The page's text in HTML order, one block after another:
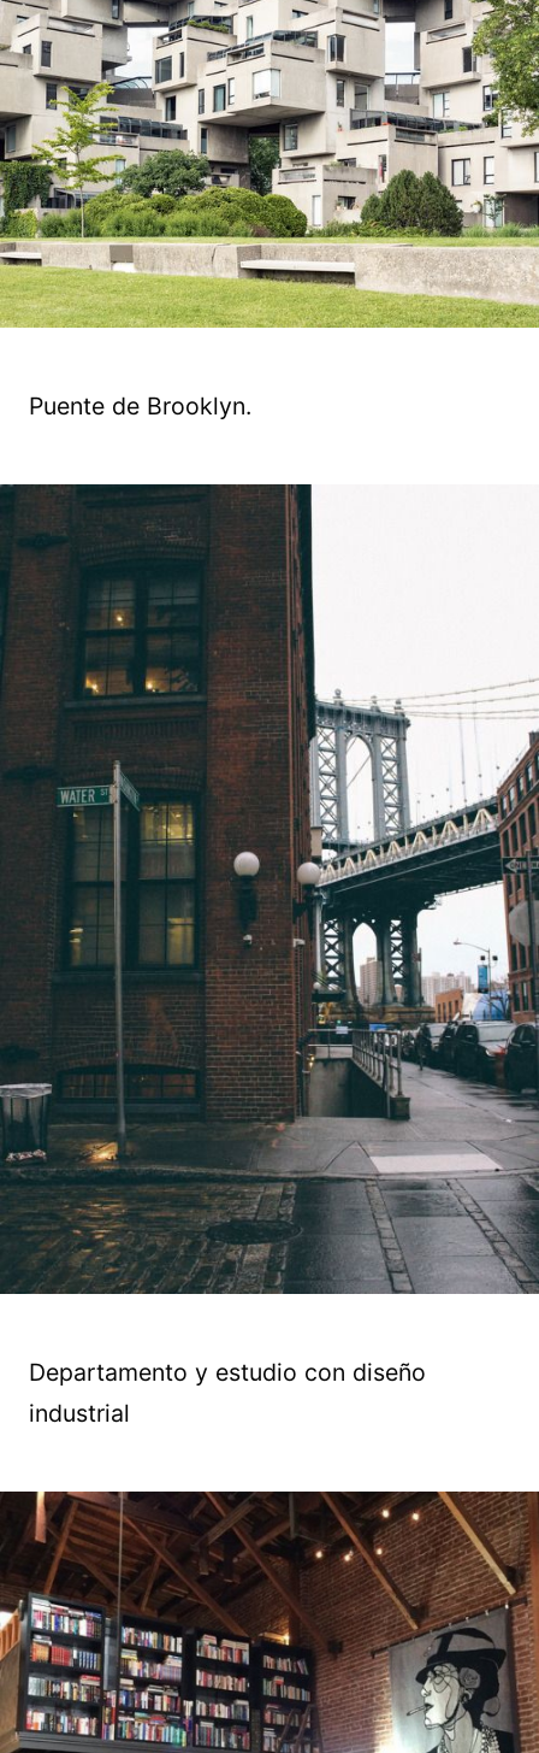
Puente de Brooklyn.
Departamento y estudio con diseño
industrial